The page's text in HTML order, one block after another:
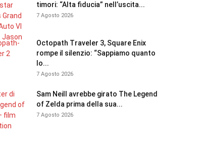
timori: “Alta fiducia” nell’uscita...
7 Agosto 2026
Octopath Traveler 3, Square Enix
rompe il silenzio: “Sappiamo quanto
lo...
7 Agosto 2026
Sam Neill avrebbe girato The Legend
of Zelda prima della sua...
7 Agosto 2026